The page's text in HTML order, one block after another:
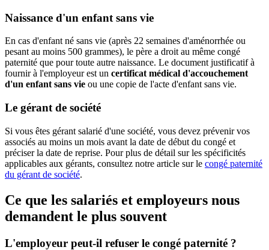
Naissance d'un enfant sans vie
En cas d'enfant né sans vie (après 22 semaines d'aménorrhée ou
pesant au moins 500 grammes), le père a droit au même congé
paternité que pour toute autre naissance. Le document justificatif à
fournir à l'employeur est un certificat médical d'accouchement
d'un enfant sans vie ou une copie de l'acte d'enfant sans vie.
Le gérant de société
Si vous êtes gérant salarié d'une société, vous devez prévenir vos
associés au moins un mois avant la date de début du congé et
préciser la date de reprise. Pour plus de détail sur les spécificités
applicables aux gérants, consultez notre article sur le congé paternité
du gérant de société.
Ce que les salariés et employeurs nous
demandent le plus souvent
L'employeur peut-il refuser le congé paternité ?